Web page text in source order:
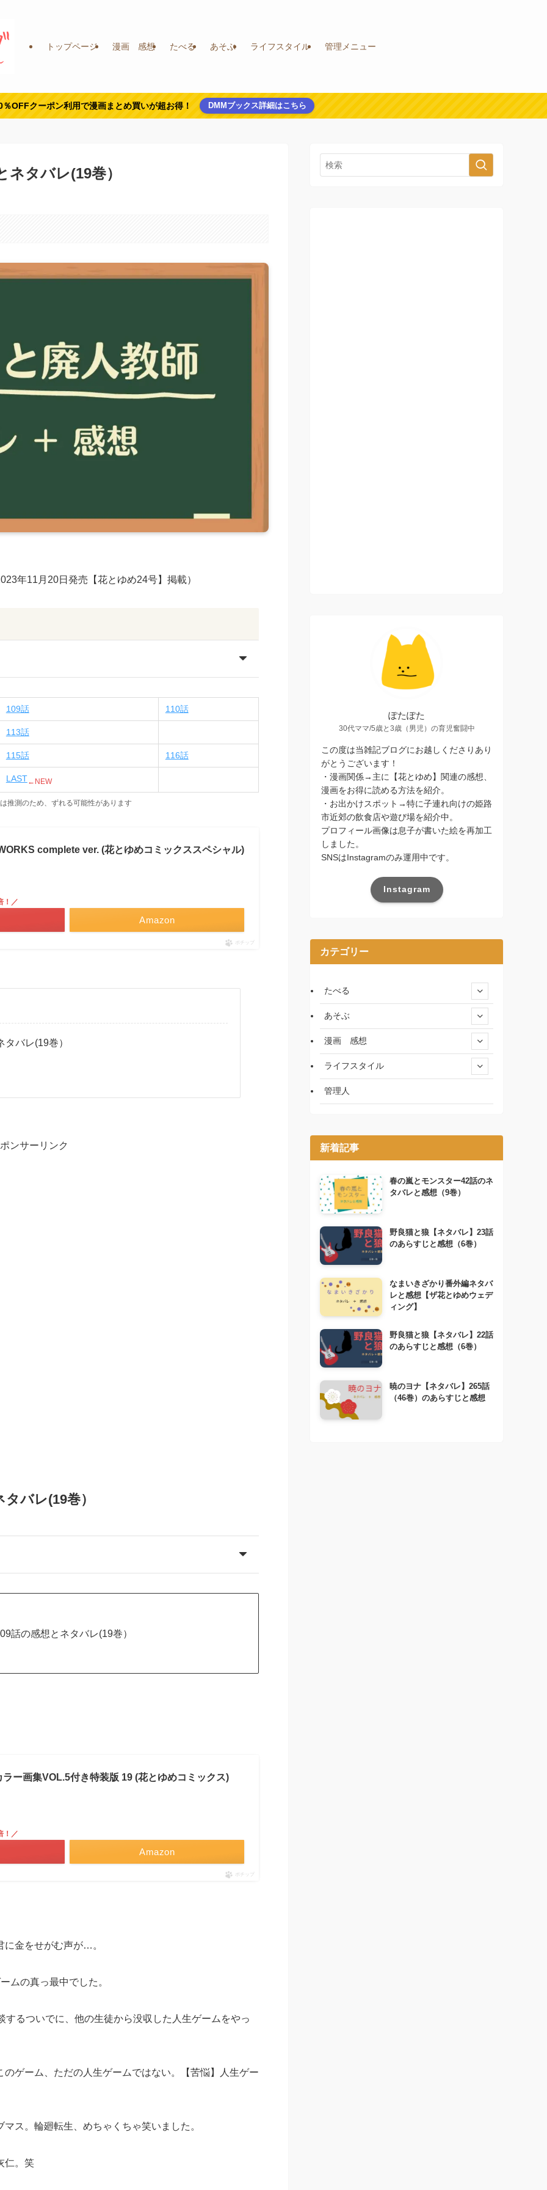
トップページ 漫画 感想 たべる あそぶ ライフスタイル 管理メニュー
％OFFクーポン利用で漫画まとめ買いが超お得！ DMMブックス詳細はこちら
タバレ(19巻）
年11月20日発売【花とゆめ24号】 掲載）
109話 110話
113話
115話 116話
LAST←NEW
推測のため、ずれる可能性があります
complete ver. (花とゆめコミックススペシャル)
Amazon
！／
ポチップ
バレ(19巻）
ンサーリンク
バレ(19巻）
話の感想とネタバレ(19巻）
ー画集VOL.5付き特装版 19 (花とゆめコミックス)
Amazon
！／
ポチップ
に金をせがむ声が…。
ムの真っ最中でした。
るついでに、他の生徒から没収した人生ゲームをやっ
ゲーム、ただの人生ゲームではない。【苦悩】人生ゲー
ス。輪廻転生、めちゃくちゃ笑いました。
仁。笑
ぽたぽた
30代ママ/5歳と3歳（男児）の育児奮闘中
この度は当雑記ブログにお越しくださりあり
がとうございます！
・漫画関係→主に【花とゆめ】関連の感想、
漫画をお得に読める方法を紹介。
・お出かけスポット→特に子連れ向けの姫路
市近郊の飲食店や遊び場を紹介中。
プロフィール画像は息子が書いた絵を再加工
しました。
SNSはInstagramのみ運用中です。
Instagram
カテゴリー
たべる
あそぶ
漫画 感想
ライフスタイル
管理人
新着記事
春の嵐とモンスター42話のネ
タバレと感想（9巻）
野良猫と狼【ネタバレ】23話
のあらすじと感想（6巻）
なまいきざかり番外編ネタバ
レと感想【ザ花とゆめウェデ
ィング】
野良猫と狼【ネタバレ】22話
のあらすじと感想（6巻）
暁のヨナ【ネタバレ】265話
（46巻）のあらすじと感想